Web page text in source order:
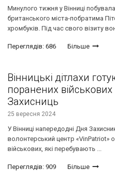
Минулого тижня у Вінниці
британського міста-побратима
хромбуків. Під час свого візиту
Переглядів: 686 Більше
Вінницькі дітлахи
поранених
Захисниць
25 вересня 2024
У Вінниці напередодні Дня
волонтерський центр «VinPatriot»
військових, які перебувають ...
Переглядів: 909 Більше